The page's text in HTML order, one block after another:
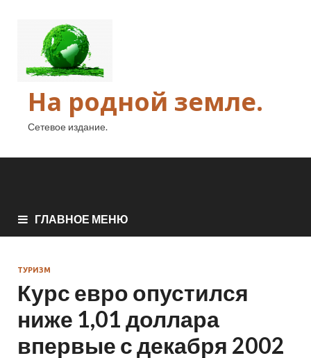
На родной земле.
Сетевое издание.
ГЛАВНОЕ МЕНЮ
ТУРИЗМ
Курс евро опустился
ниже 1,01 доллара
впервые с декабря 2002